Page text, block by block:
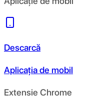
Descarcă
Aplicația de mobil
Extensie Chrome